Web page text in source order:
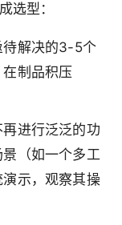
选型：
待解决的3-5个
制品积压
进行泛泛的功
（如一个多工
示，观察其操